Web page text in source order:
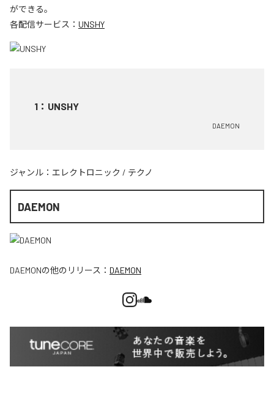
ができる。
各配信サービス： UNSHY
1 ： UNSHY
DAEMON
ジャンル： エレクトロニック / テクノ
DAEMON
DAEMONの他のリリース： DAEMON